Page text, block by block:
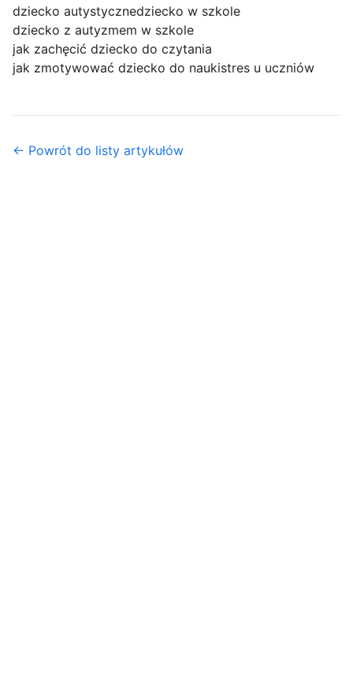
dziecko autystycznedziecko w szkole
dziecko z autyzmem w szkole
jak zachęcić dziecko do czytania
jak zmotywować dziecko do naukistres u uczniów
← Powrót do listy artykułów